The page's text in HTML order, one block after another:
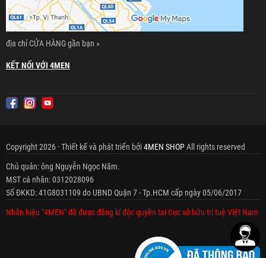
địa chỉ CỬA HÀNG gần bạn »
KẾT NỐI VỚI 4MEN
Copyright 2026 · Thiết kế và phát triển bởi4MEN SHOPAll rights reserved
Chủ quản: ông Nguyễn Ngọc Năm.
MST cá nhân: 0312028096
Số ĐKKD: 41G8031109 do UBND Quận 7 - Tp.HCM cấp ngày 05/06/2017
Nhãn hiệu "4MEN" đã được đăng kí độc quyền tại Cục sở hữu trí tuệ Việt Nam